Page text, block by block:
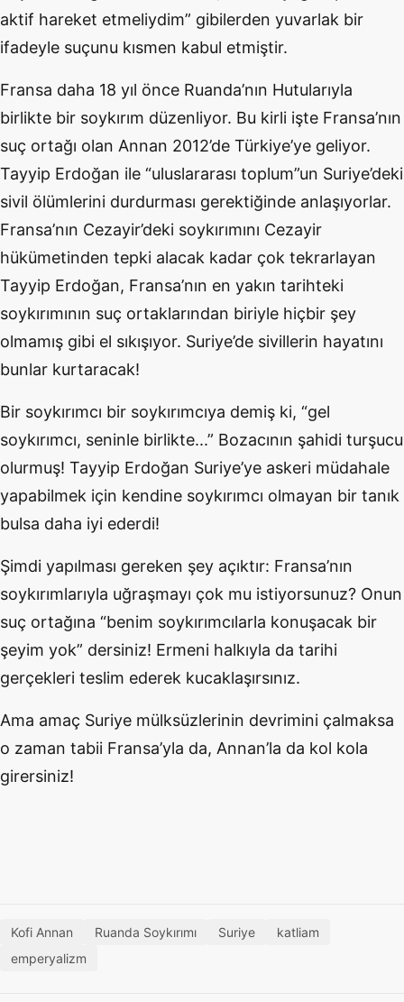
aktif hareket etmeliydim” gibilerden yuvarlak bir
ifadeyle suçunu kısmen kabul etmiştir.
Fransa daha 18 yıl önce Ruanda’nın Hutularıyla
birlikte bir soykırım düzenliyor. Bu kirli işte Fransa’nın
suç ortağı olan Annan 2012’de Türkiye’ye geliyor.
Tayyip Erdoğan ile “uluslararası toplum”un Suriye’deki
sivil ölümlerini durdurması gerektiğinde anlaşıyorlar.
Fransa’nın Cezayir’deki soykırımını Cezayir
hükümetinden tepki alacak kadar çok tekrarlayan
Tayyip Erdoğan, Fransa’nın en yakın tarihteki
soykırımının suç ortaklarından biriyle hiçbir şey
olmamış gibi el sıkışıyor. Suriye’de sivillerin hayatını
bunlar kurtaracak!
Bir soykırımcı bir soykırımcıya demiş ki, “gel
soykırımcı, seninle birlikte...” Bozacının şahidi turşucu
olurmuş! Tayyip Erdoğan Suriye’ye askeri müdahale
yapabilmek için kendine soykırımcı olmayan bir tanık
bulsa daha iyi ederdi!
Şimdi yapılması gereken şey açıktır: Fransa’nın
soykırımlarıyla uğraşmayı çok mu istiyorsunuz? Onun
suç ortağına “benim soykırımcılarla konuşacak bir
şeyim yok” dersiniz! Ermeni halkıyla da tarihi
gerçekleri teslim ederek kucaklaşırsınız.
Ama amaç Suriye mülksüzlerinin devrimini çalmaksa
o zaman tabii Fransa’yla da, Annan’la da kol kola
girersiniz!
Kofi Annan Ruanda Soykırımı Suriye
katliam
emperyalizm